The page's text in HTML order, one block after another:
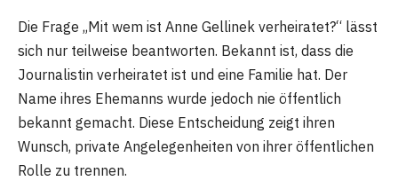
Die Frage „Mit wem ist Anne Gellinek verheiratet?“ lässt
sich nur teilweise beantworten. Bekannt ist, dass die
Journalistin verheiratet ist und eine Familie hat. Der
Name ihres Ehemanns wurde jedoch nie öffentlich
bekannt gemacht. Diese Entscheidung zeigt ihren
Wunsch, private Angelegenheiten von ihrer öffentlichen
Rolle zu trennen.